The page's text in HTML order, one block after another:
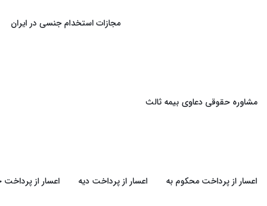
مجازات استخدام جنسی در ایران
مشاوره حقوقی دعاوی بیمه ثالث
اعسار از پرداخت محکوم به اعسار از پرداخت دیه اعسار از